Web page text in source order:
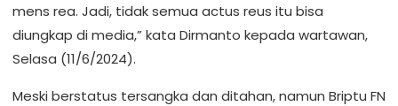
mens rea. Jadi, tidak semua actus reus itu bisa
diungkap di media,” kata Dirmanto kepada wartawan,
Selasa (11/6/2024).
Meski berstatus tersangka dan ditahan, namun Briptu FN